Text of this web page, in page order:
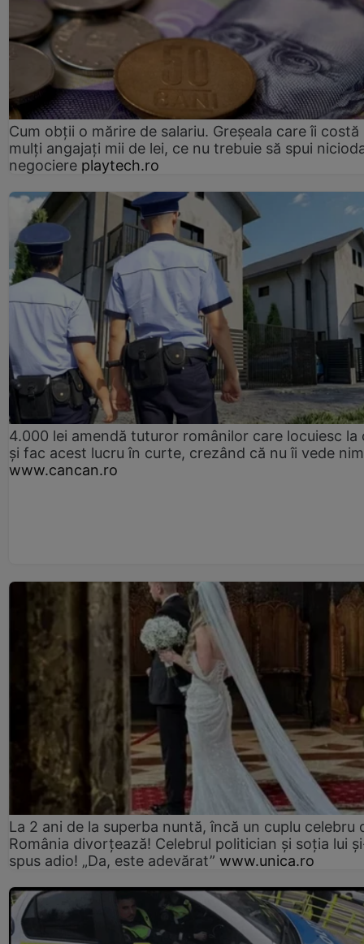
Cum obții o mărire de salariu. Greșeala care îi costă
mulți angajați mii de lei, ce nu trebuie să spui
negociere playtech.ro
4.000 lei amendă tuturor românilor care locuiesc la
și fac acest lucru în curte, crezând că nu îi vede
www.cancan.ro
La 2 ani de la superba nuntă, încă un cuplu celebru
România divorțează! Celebrul politician și soția lui
spus adio! „Da, este adevărat” www.unica.ro